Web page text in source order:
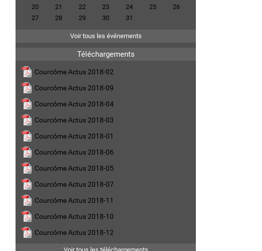
20
21 22 23 24 25
26
27
28 29 30 31
Voir tous les événements
Téléchargements
Courcôme Actus 2018-02
Courcôme Actus 2018-09
Courcôme Actus 2018-04
Courcôme Actus 2018-03
Courcôme Actus 2018-01
Courcôme Actus 2018-06
Courcôme Actus 2018-05
Courcôme Actus 2018-07
Courcôme Actus 2018-11
Courcôme Actus 2018-10
Courcôme Actus 2018-12